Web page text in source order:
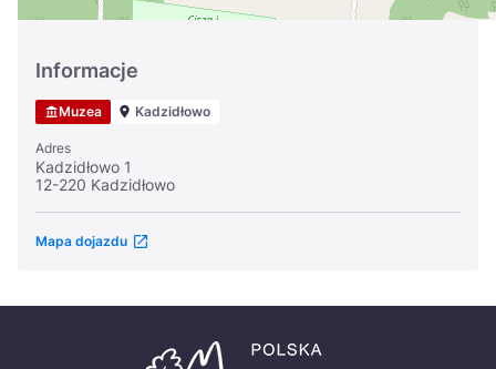
Informacje
Muzea Kadzidłowo
Adres
Kadzidłowo 1
12-220 Kadzidłowo
Mapa dojazdu